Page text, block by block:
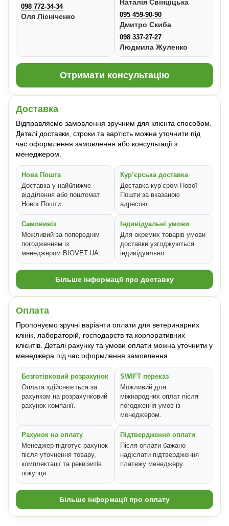
098 772-34-34
Оля Лісніченко
Наталія Свінціцька
095 459-90-90
Дмитро Скиба
098 337-27-27
Людмила Жуленко
Отримати консультацію
Доставка
Відправляємо замовлення зручним для клієнта способом.
Деталі доставки, строки та вартість можна уточнити під
час оформлення замовлення або консультації з
менеджером.
Нова Пошта
Доставка у найближче
відділення або поштомат
Нової Пошти.
Кур’єрська доставка
Доставка кур’єром Нової
Пошти за вказаною
адресою.
Самовивіз
Можливий за попереднім
погодженням із
менеджером BIOVET.UA.
Індивідуальні умови
Для окремих товарів умови
доставки узгоджуються
індивідуально.
Більше інформації про доставку
Оплата
Пропонуємо зручні варіанти оплати для ветеринарних
клінік, лабораторій, господарств та корпоративних
клієнтів. Деталі рахунку та умови оплати можна уточнити у
менеджера під час оформлення замовлення.
Безготівковий розрахунок
Оплата здійснюється за
рахунком на розрахунковий
рахунок компанії.
SWIFT переказ
Можливий для
міжнародних оплат після
погодження умов із
менеджером.
Рахунок на оплату
Менеджер підготує рахунок
після уточнення товару,
комплектації та реквізитів
покупця.
Підтвердження оплати
Після оплати бажано
надіслати підтвердження
платежу менеджеру.
Більше інформації про оплату